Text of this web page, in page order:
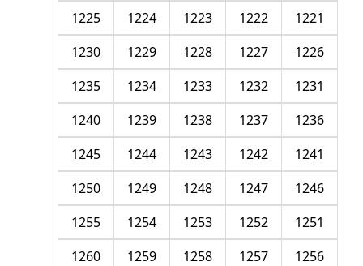
1221
1222
1223
1224
1225
1226
1227
1228
1229
1230
1231
1232
1233
1234
1235
1236
1237
1238
1239
1240
1241
1242
1243
1244
1245
1246
1247
1248
1249
1250
1251
1252
1253
1254
1255
1256
1257
1258
1259
1260